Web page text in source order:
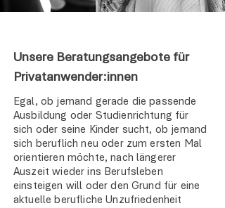
Unsere Beratungsangebote für
Privatanwender:innen
Egal, ob jemand gerade die passende
Ausbildung oder Studienrichtung für
sich oder seine Kinder sucht, ob jemand
sich beruflich neu oder zum ersten Mal
orientieren möchte, nach längerer
Auszeit wieder ins Berufsleben
einsteigen will oder den Grund für eine
aktuelle berufliche Unzufriedenheit